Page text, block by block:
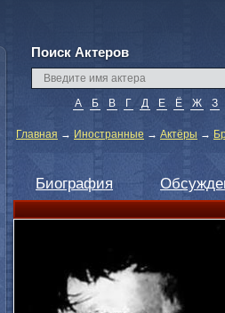
Поиск Актеров
А Б В Г Д Е Ё Ж З
Главная → Иностранные → Актёры →
Биография